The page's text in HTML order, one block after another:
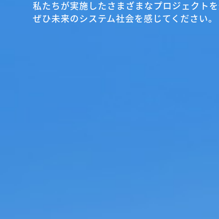
私たちが実施したさまざまなプロジェクト
ぜひ未来のシステム社会を感じてください。